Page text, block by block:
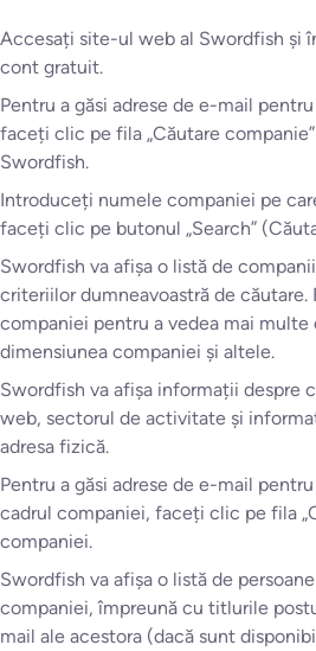
Accesați site-ul web al Swordfish și
cont gratuit.
Pentru a găsi adrese de e-mail
faceți clic pe fila „Căutare
Swordfish.
Introduceți numele companiei pe
faceți clic pe butonul „Search”
Swordfish va afișa o listă de
criteriilor dumneavoastră de
companiei pentru a vedea mai multe
dimensiunea companiei și altele.
Swordfish va afișa informații despre
web, sectorul de activitate și
adresa fizică.
Pentru a găsi adrese de e-mail
cadrul companiei, faceți clic pe fila
companiei.
Swordfish va afișa o listă de
companiei, împreună cu titlurile
mail ale acestora (dacă sunt